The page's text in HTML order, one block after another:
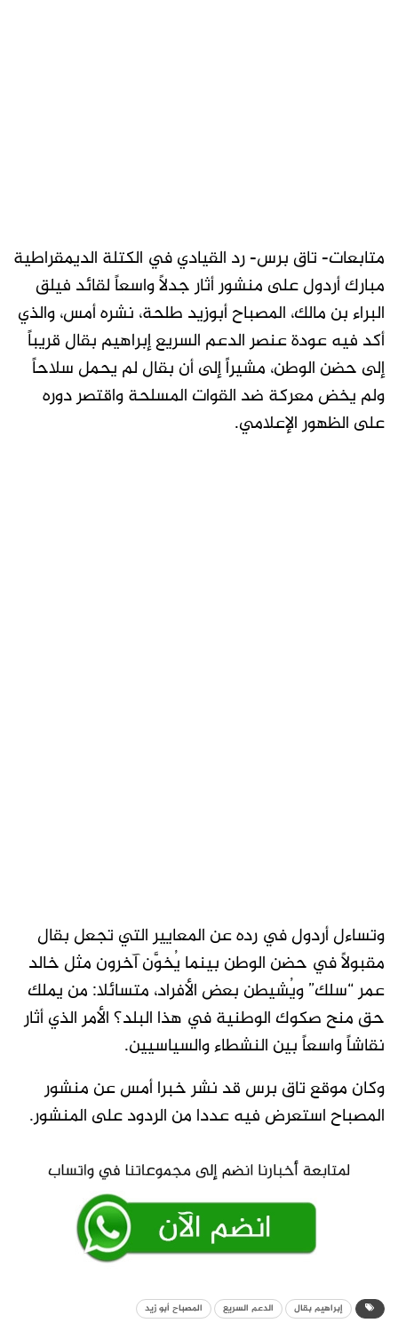
متابعات- تاق برس- رد القيادي في الكتلة الديمقراطية
مبارك أردول على منشور أثار جدلاً واسعاً لقائد فيلق
البراء بن مالك، المصباح أبوزيد طلحة، نشره أمس، والذي
أكد فيه عودة عنصر الدعم السريع إبراهيم بقال قريباً
إلى حضن الوطن، مشيراً إلى أن بقال لم يحمل سلاحاً
ولم يخض معركة ضد القوات المسلحة واقتصر دوره
على الظهور الإعلامي.
وتساءل أردول في رده عن المعايير التي تجعل بقال
مقبولاً في حضن الوطن بينما يُخوَّن آخرون مثل خالد
عمر “سلك” ويُشيطن بعض الأفراد، متسائلا: من يملك
حق منح صكوك الوطنية في هذا البلد؟ الأمر الذي أثار
نقاشاً واسعاً بين النشطاء والسياسيين.
وكان موقع تاق برس قد نشر خبرا أمس عن منشور
المصباح استعرض فيه عددا من الردود على المنشور.
إبراهيم بقال الدعم السريع المصباح أبو زيد